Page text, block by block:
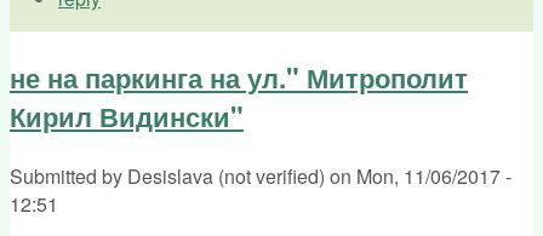
не на паркинга на ул." Митрополит
Кирил Видински"
Submitted by Desislava (not verified) on Mon, 11/06/2017 -
12:51